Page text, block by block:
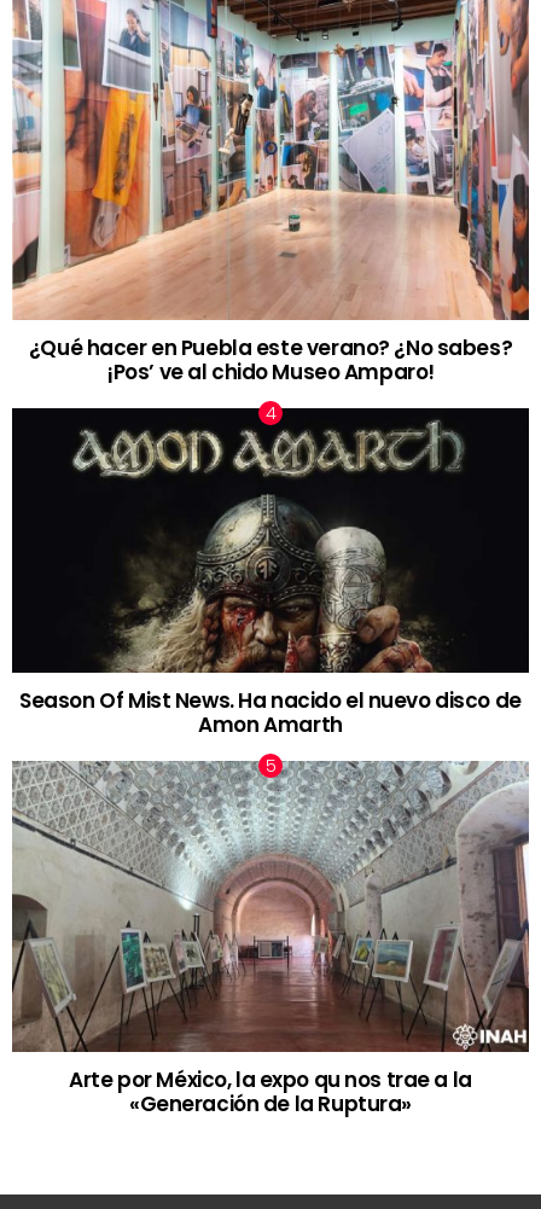
¿Qué hacer en Puebla este verano? ¿No sabes?
¡Pos’ ve al chido Museo Amparo!
Season Of Mist News. Ha nacido el nuevo disco de
Amon Amarth
Arte por México, la expo qu nos trae a la
«Generación de la Ruptura»